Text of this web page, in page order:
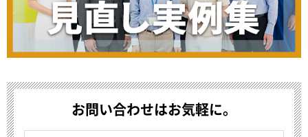
お問い合わせはお気軽に。